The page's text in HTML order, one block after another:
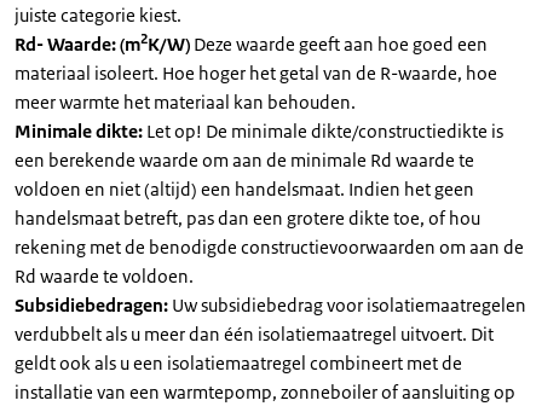
juiste categorie kiest.
Rd- Waarde: (m2K/W) Deze waarde geeft aan hoe goed een
materiaal isoleert. Hoe hoger het getal van de R-waarde, hoe
meer warmte het materiaal kan behouden.
Minimale dikte: Let op! De minimale dikte/constructiedikte is
een berekende waarde om aan de minimale Rd waarde te
voldoen en niet (altijd) een handelsmaat. Indien het geen
handelsmaat betreft, pas dan een grotere dikte toe, of hou
rekening met de benodigde constructievoorwaarden om aan de
Rd waarde te voldoen.
Subsidiebedragen: Uw subsidiebedrag voor isolatiemaatregelen
verdubbelt als u meer dan één isolatiemaatregel uitvoert. Dit
geldt ook als u een isolatiemaatregel combineert met de
installatie van een warmtepomp, zonneboiler of aansluiting op